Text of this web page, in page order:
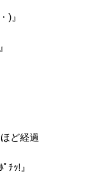
)』
ど経過
ﾁｯ!』